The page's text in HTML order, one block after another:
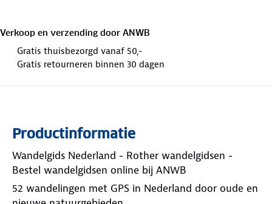
Verkoop en verzending door ANWB
Gratis thuisbezorgd vanaf 50,-
Gratis retourneren binnen 30 dagen
Productinformatie
Wandelgids Nederland - Rother wandelgidsen -
Bestel wandelgidsen online bij ANWB
52 wandelingen met GPS in Nederland door oude en